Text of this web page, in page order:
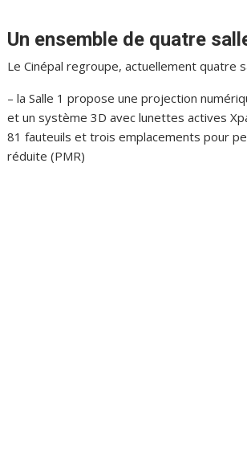
Un ensemble de quatre
Le Cinépal regroupe, actuellement quatre
– la Salle 1 propose une projection
et un système 3D avec lunettes actives
81 fauteuils et trois emplacements pour
réduite (PMR)